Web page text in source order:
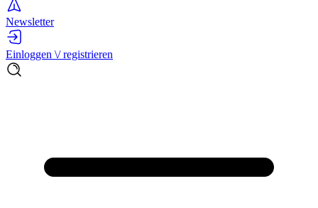
Newsletter
Einloggen \/ registrieren